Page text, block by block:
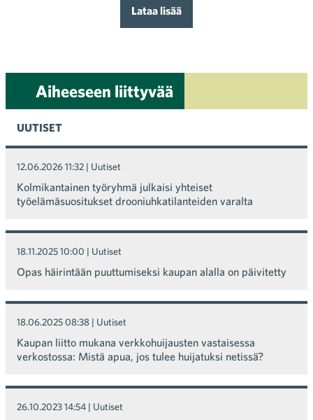
Lataa lisää
Aiheeseen liittyvää
UUTISET
12.06.2026 11:32 | Uutiset
Kolmikantainen työryhmä julkaisi yhteiset
työelämäsuositukset drooniuhkatilanteiden varalta
18.11.2025 10:00 | Uutiset
Opas häirintään puuttumiseksi kaupan alalla on päivitetty
18.06.2025 08:38 | Uutiset
Kaupan liitto mukana verkkohuijausten vastaisessa
verkostossa: Mistä apua, jos tulee huijatuksi netissä?
26.10.2023 14:54 | Uutiset